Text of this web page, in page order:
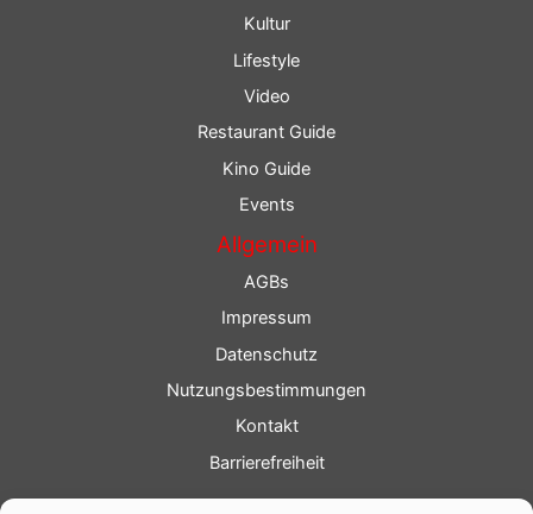
Kultur
Lifestyle
Video
Restaurant Guide
Kino Guide
Events
Allgemein
AGBs
Impressum
Datenschutz
Nutzungsbestimmungen
Kontakt
Barrierefreiheit